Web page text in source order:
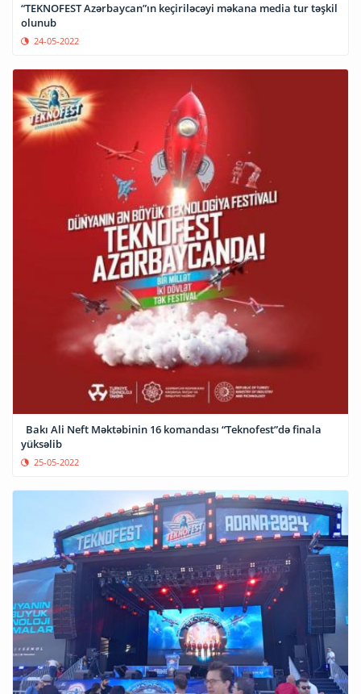
“TEKNOFEST Azərbaycan”ın keçiriləcəyi məkana media tur təşkil
olunub
24-05-2022
Bakı Ali Neft Məktəbinin 16 komandası “Teknofest”də finala
25-05-2022